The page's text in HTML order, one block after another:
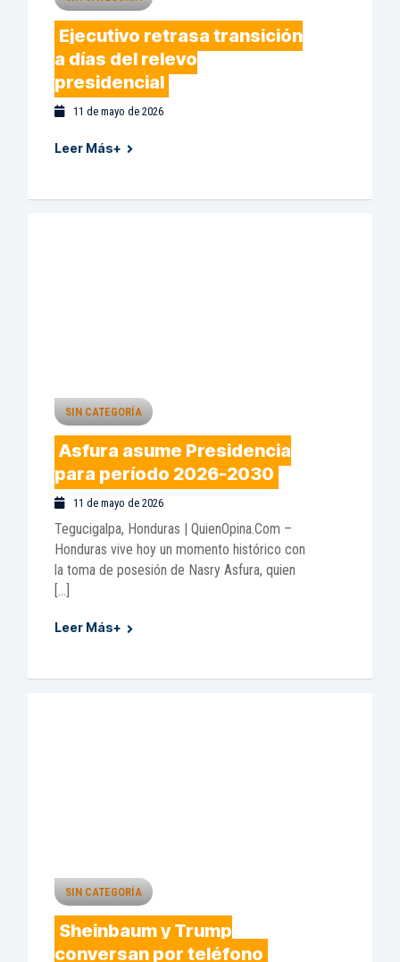
Ejecutivo retrasa transición
a días del relevo
presidencial
11 de mayo de 2026
Leer Más+
SIN CATEGORÍA
Asfura asume Presidencia
para período 2026-2030
11 de mayo de 2026
Tegucigalpa, Honduras | QuienOpina.Com –
Honduras vive hoy un momento histórico con
la toma de posesión de Nasry Asfura, quien
[…]
Leer Más+
SIN CATEGORÍA
Sheinbaum y Trump
conversan por teléfono